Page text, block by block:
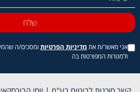
אני מאשר/ת אתמדיניות הפרטיותומסכים/ה
ולמטרות המפורטות בה
שלח